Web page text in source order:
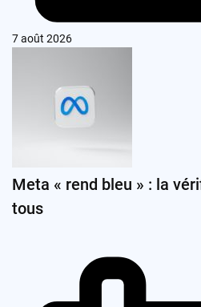
7 août 2026
Meta « rend bleu » : la
tous